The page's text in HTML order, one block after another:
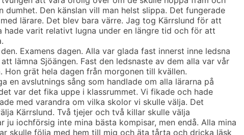
dumhet. Den känslan vill man helst slippa. Det fungerade
lärare. Det blev bara värre. Jag tog Kärrslund för att
hade varit relativt lugna under en längre tid och för att
Examens dagen. Alla var glada fast innerst inne ledsna
lämna Sjöängen. Fast den ledsnaste av dem alla var vår
Hon grät hela dagen från morgonen till kvällen.
en avslutnings sång som handlade om alla lärarna på
var det fika uppe i klassrummet. Vi fikade och hade
med varandra om vilka skolor vi skulle välja. Det
Kärrslund. Två tjejer och två killar skulle välja
ju iochförsig inte mina bästa kompisar, men endå. Alla mina
skulle följa med hem till mig och äta tårta och dricka läsk